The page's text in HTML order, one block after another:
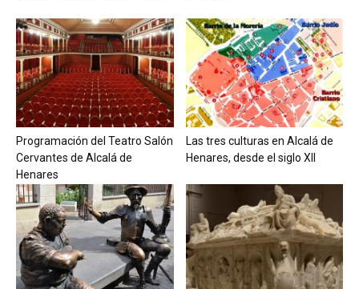
Programación del Teatro Salón
Cervantes de Alcalá de
Henares
Las tres culturas en Alcalá de
Henares, desde el siglo XII